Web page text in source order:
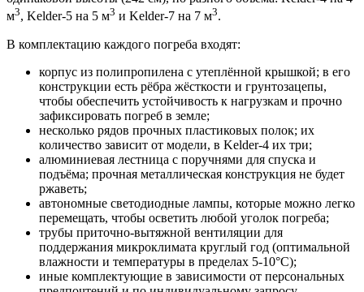
м3, Kelder-5 на 5 м3 и Kelder-7 на 7 м3.
В комплектацию каждого погреба входят:
корпус из полипропилена с утеплённой крышкой; в его
конструкции есть рёбра жёсткости и грунтозацепы,
чтобы обеспечить устойчивость к нагрузкам и прочно
зафиксировать погреб в земле;
несколько рядов прочных пластиковых полок; их
количество зависит от модели, в Kelder-4 их три;
алюминиевая лестница с поручнями для спуска и
подъёма; прочная металлическая конструкция не будет
ржаветь;
автономные светодиодные лампы, которые можно легко
перемещать, чтобы осветить любой уголок погреба;
трубы приточно-вытяжной вентиляции для
поддержания микроклимата круглый год (оптимальной
влажности и температуры в пределах 5-10°С);
иные комплектующие в зависимости от персональных